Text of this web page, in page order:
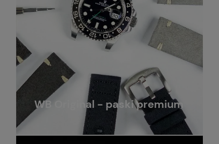
WB Original - paski premium